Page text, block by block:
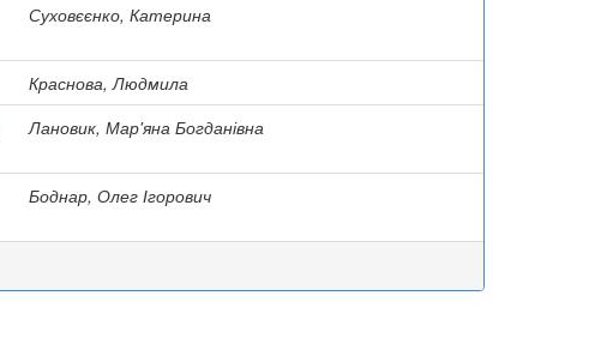
Суховєєнко, Катерина
Краснова, Людмила
Лановик, Мар'яна Богданівна
Боднар, Олег Ігорович